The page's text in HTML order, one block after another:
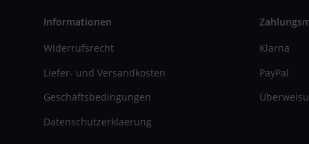
Informationen
Widerrufsrecht
Liefer- und Versandkosten
Geschäftsbedingungen
Datenschutzerklaerung
Klarna
PayPal